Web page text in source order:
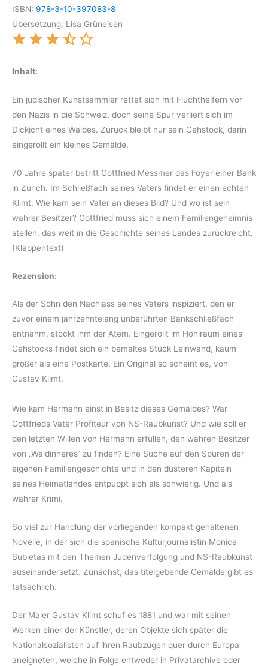
ISBN: 978-3-10-397083-8
Übersetzung: Lisa Grüneisen
Inhalt:
Ein jüdischer Kunstsammler rettet sich mit Fluchthelfern vor
den Nazis in die Schweiz, doch seine Spur verliert sich im
Dickicht eines Waldes. Zurück bleibt nur sein Gehstock, darin
eingerollt ein kleines Gemälde.
70 Jahre später betritt Gottfried Messmer das Foyer einer Bank
in Zürich. Im Schließfach seines Vaters findet er einen echten
Klimt. Wie kam sein Vater an dieses Bild? Und wo ist sein
wahrer Besitzer? Gottfried muss sich einem Familiengeheimnis
stellen, das weit in die Geschichte seines Landes zurückreicht.
(Klappentext)
Rezension:
Als der Sohn den Nachlass seines Vaters inspiziert, den er
zuvor einem jahrzehntelang unberührten Bankschließfach
entnahm, stockt ihm der Atem. Eingerollt im Hohlraum eines
Gehstocks findet sich ein bemaltes Stück Leinwand, kaum
größer als eine Postkarte. Ein Original so scheint es, von
Gustav Klimt.
Wie kam Hermann einst in Besitz dieses Gemäldes? War
Gottfrieds Vater Profiteur von NS-Raubkunst? Und wie soll er
den letzten Willen von Hermann erfüllen, den wahren Besitzer
von „Waldinneres“ zu finden? Eine Suche auf den Spuren der
eigenen Familiengeschichte und in den düsteren Kapiteln
seines Heimatlandes entpuppt sich als schwierig. Und als
wahrer Krimi.
So viel zur Handlung der vorliegenden kompakt gehaltenen
Novelle, in der sich die spanische Kulturjournalistin Monica
Subietas mit den Themen Judenverfolgung und NS-Raubkunst
auseinandersetzt. Zunächst, das titelgebende Gemälde gibt es
tatsächlich.
Der Maler Gustav Klimt schuf es 1881 und war mit seinen
Werken einer der Künstler, deren Objekte sich später die
Nationalsozialisten auf ihren Raubzügen quer durch Europa
aneigneten, welche in Folge entweder in Privatarchive oder